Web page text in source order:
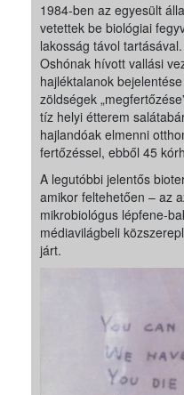
1984-ben az egyesült
vetettek be biológiai
lakosság távol
Oshónak hívott vallási
hajléktalanok
zöldségek
tíz helyi étterem
hajlandóak elmenni
fertőzéssel, ebből 45
A legutóbbi jelentős
amikor feltehetően – az
mikrobiológus lépfene-
médiavilágbeli
járt.